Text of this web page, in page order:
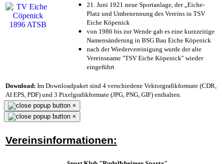
21. Juni 1921 neue Sportanlage, der „Eiche-
Platz und Umbenennung des Vereins in TSV
Eiche Köpenick
von 1986 bis zur Wende gab es eine kurzzeitige
Namensänderung in BSG Bau Eiche Köpenick
nach der Wiedervereinigung wurde der alte
Vereinsname "TSV Eiche Köpenick" wieder
eingeführt
Download: Im Downloadpaket sind 4 verschiedene Vektorgrafikformate (CDR,
AI EPS, PDF) und 3 Pixelgrafikformate (JPG, PNG, GIF) enthalten.
×
×
Vereinsinformationen: